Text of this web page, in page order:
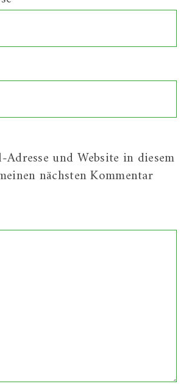
und Website in diesem
nächsten Kommentar